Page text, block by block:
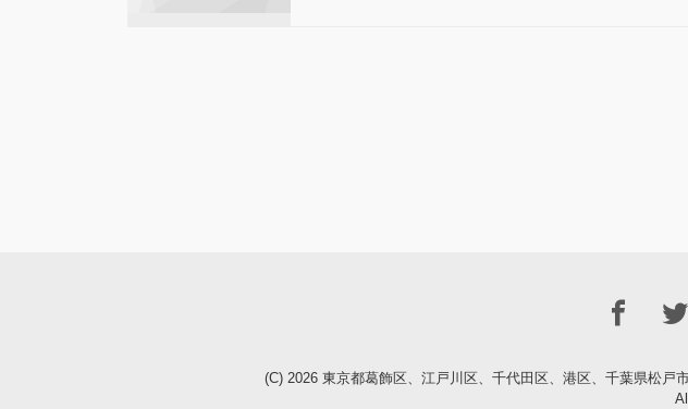
(C) 2026 東京都葛飾区、江戸川区、千代田区、港区、千葉県松戸